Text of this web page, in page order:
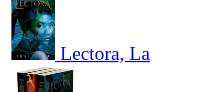
Lectora, La